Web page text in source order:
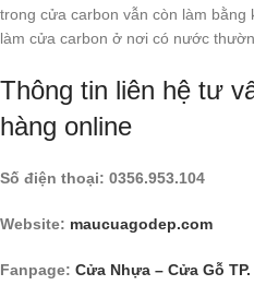
trong cửa carbon vẫn còn làm
làm cửa carbon ở nơi có nước
Thông tin liên hệ tư
hàng online
Số điện thoại: 0356.953.104
Website: maucuagodep.com
Fanpage: Cửa Nhựa – Cửa Gỗ TP.